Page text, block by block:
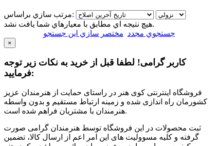
مرتب سازي براساس:
هيچ نتيجه اي مطابق با معيارهاي شما يافت نشد.
جستجوي مجدد مختصر سازي اين جستجو
×
کاربر گرامی! لطفا قبل از خرید به نکات زیر توجه
فرمایید:
فروشگاه اینترنتی کوی هنر در راستای حمایت از هنرمندان عزیز
کشورمان راه اندازی شده و زمینه ارتباط مستقیم و بدون واسطه
هنرمندان با مشتریان فراهم شده است.
ثبت محصولات در این فروشگاه توسط هنرمندان گرامی صورت
گرفته و کلیه مسوولیت های این امر اعم از ارسال کالا، تضمین